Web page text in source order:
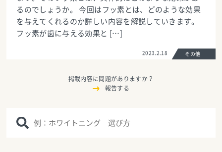
るのでしょうか。 今回はフッ素とは、どのような効果
を与えてくれるのか詳しい内容を解説していきます。
フッ素が歯に与える効果と […]
2023.2.18 その他
掲載内容に問題がありますか？
報告する